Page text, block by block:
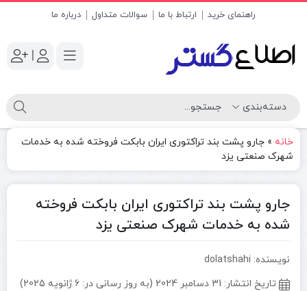
راهنمای خرید ارتباط با ما سوالات متداول درباره ما
|
خانه » جارو پشت بند تراکتوری ایران بابکت فروخته شده به خدمات
شهرک صنعتی یزد
جارو پشت بند تراکتوری ایران بابکت فروخته
شده به خدمات شهرک صنعتی یزد
نویسنده: dolatshahi
تاریخ انتشار: 31 دسامبر 2024 (به روز رسانی در: 6 ژانویه 2025)